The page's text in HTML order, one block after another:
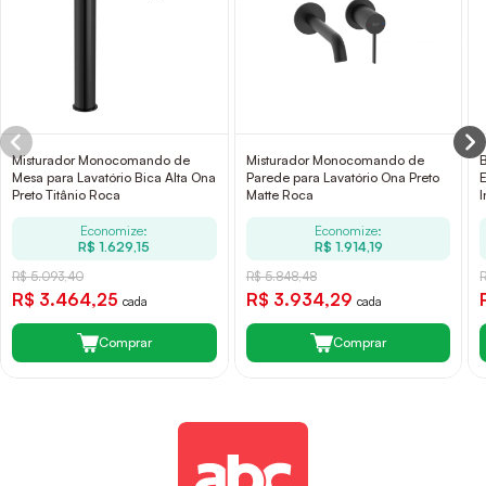
Misturador Monocomando de
Mesa para Lavatório Bica Alta Ona
Preto Titânio Roca
Economize:
R$ 1.629,15
R$ 5.093,40
R$ 3.464,25 cada
Comprar
Misturador Monocomando de
Parede para Lavatório Ona Preto
Matte Roca
Economize:
R$ 1.914,19
R$ 5.848,48
R$ 3.934,29 cada
Comprar